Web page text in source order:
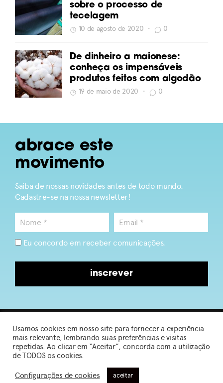
sobre o processo de
tecelagem
10 de agosto de 2020 • 0
De dinheiro a maionese:
conheça os impensáveis
produtos feitos com algodão
19 de maio de 2020 • 0
abrace este
movimento
Saiba de nossas novidades antes de todo mundo.
Cadastre-se na nossa newsletter!
Eu concordo em receber comunicações.
inscrever
2026 © Sou de Algodão
Política de Privacidade|
Usamos cookies em nosso site para fornecer a experiência
mais relevante, lembrando suas preferências e visitas
repetidas. Ao clicar em “Aceitar”, concorda com a utilização
de TODOS os cookies.
Configurações de cookies aceitar